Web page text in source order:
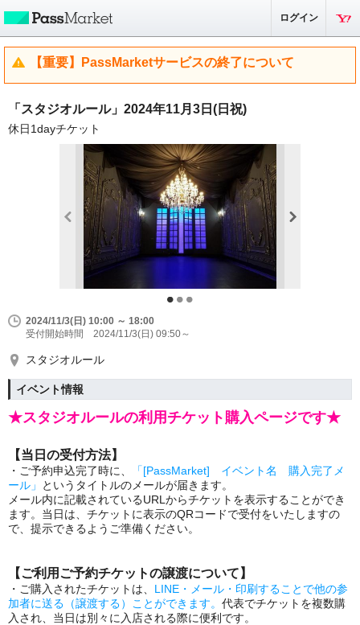
ログイン
【重要】PassMarketサービスの終了について
「スタジオルール」2024年11月3日(日祝)
休日1dayチケット
2024/11/3(日) 10:00 ～ 18:00
受付開始時間 2024/11/3(日) 09:50～
スタジオルール
イベント情報
★スタジオルールの利用チケット購入ページです★
【当日の受付方法】
・ご予約申込完了時に、
「[PassMarket] イベント名 購入完了メ
ール」
というタイトルのメールが届きます。
メール内に記載されているURLからチケットを表示することができ
ます。当日は、チケットに表示のQRコードで受付をいたしますの
で、提示できるようご準備ください。
【ご利用ご予約チケットの譲渡について】
・ご購入されたチケットは、 LINE・メール・印刷することで他の参
加者に送る（譲渡する）ことができます。 代表でチケットを複数購
入され、当日は別々に入店される際に便利です。